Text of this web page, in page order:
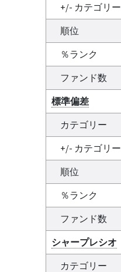
+/- カテゴリー
順位
％ランク
ファンド数
標準偏差
カテゴリー
+/- カテゴリー
順位
％ランク
ファンド数
シャープレシオ
カテゴリー